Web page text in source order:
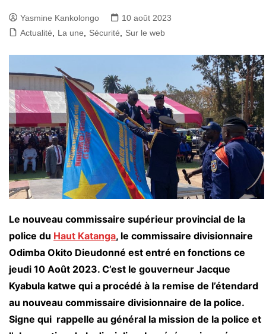
Yasmine Kankolongo
10 août 2023
Actualité
La une Sécurité Sur le web
Le nouveau commissaire supérieur provincial de la
police du Haut Katanga, le commissaire divisionnaire
Odimba Okito Dieudonné est entré en fonctions ce
jeudi 10 Août 2023. C’est le gouverneur Jacque
Kyabula katwe qui a procédé à la remise de l’étendard
au nouveau commissaire divisionnaire de la police.
Signe qui rappelle au général la mission de la police et